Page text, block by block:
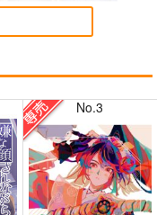
8月4日掲載
No.3